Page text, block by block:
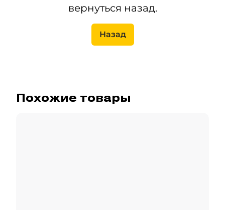
вернуться назад.
Назад
Похожие товары